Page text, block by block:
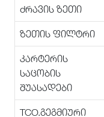
ძრავის ზეთი
ზეთის ფილტრი
კარტერის
საცობის
შუასადები
TCO.გეგმიური